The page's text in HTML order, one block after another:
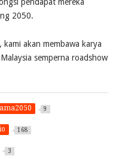
2050.
akan membawa karya
semperna roadshow
9
168
3